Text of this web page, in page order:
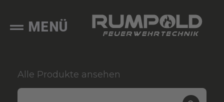
MENÜ
Alle Produkte ansehen